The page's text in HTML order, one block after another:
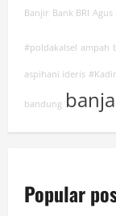
Banjir Bank BRI
#poldakalsel ampah
aspihani ideris
bandung
Popular